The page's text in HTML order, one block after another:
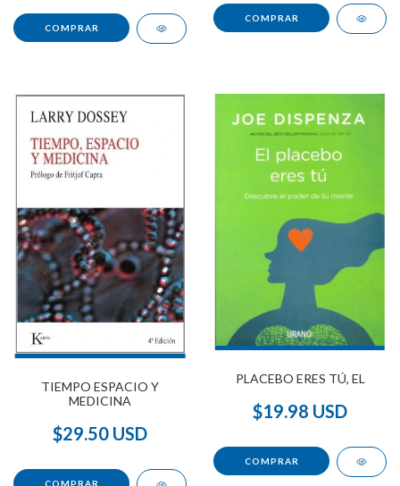
TIEMPO ESPACIO Y
MEDICINA
$29.50 USD
PLACEBO ERES TÚ, EL
$19.98 USD